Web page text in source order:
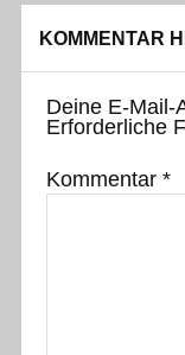
KOMMENTAR
Deine E-Mail-
Erforderliche
Kommentar *